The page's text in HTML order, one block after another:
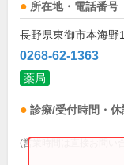
所在地・電話番号
長野県東御市本海野
0268-62-1363
薬局
診療/受付時間・休
(営業時間は直接お問い